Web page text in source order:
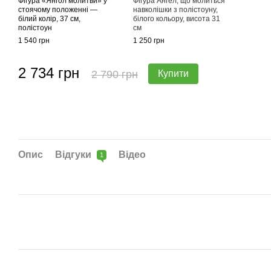
стоячому положенні —
білий колір, 37 см,
полістоун
1 540 грн
навколішки з полістоуну,
білого кольору, висота 31
см
1 250 грн
2 734 грн 2 790 грн Купити
Опис Відгуки 1 Відео